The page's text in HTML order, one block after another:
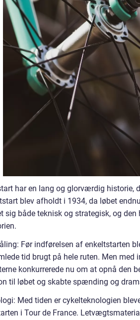
har en lang og glorværdig
blev afholdt i 1934, da løbet
sig både teknisk og strategisk, og
Før indførelsen af enkeltstarten
tid brugt på hele ruten. Men
konkurrerede nu om at opnå den
til løbet og skabte spænding og
Med tiden er cykelteknologien
i Tour de France.